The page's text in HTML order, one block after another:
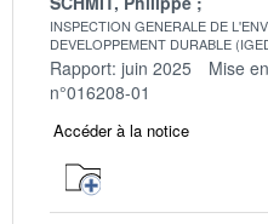
INSPECTION GENERALE DE
DEVELOPPEMENT DURABLE
Rapport: juin 2025 Mise
n°016208-01
Accéder à la notice